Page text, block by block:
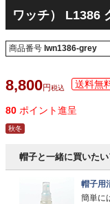
ワッチ） L1386
商品番号 lwn1386-grey
8,800 税込
80 ポイント進呈
秋冬
帽子と一緒に買いたい
帽子用
簡単に